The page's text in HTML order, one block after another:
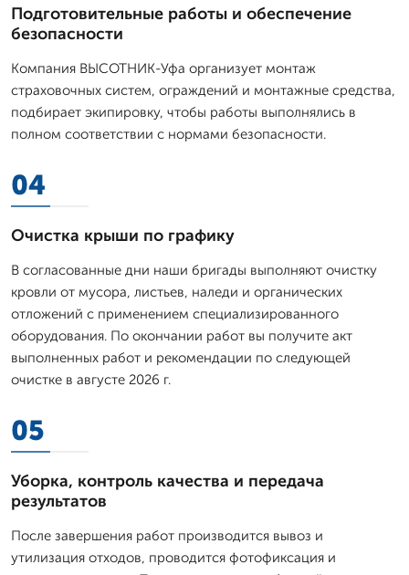
Подготовительные работы и обеспечение
безопасности
Компания ВЫСОТНИК-Уфа организует монтаж
страховочных систем, ограждений и монтажные средства,
подбирает экипировку, чтобы работы выполнялись в
полном соответствии с нормами безопасности.
04
Очистка крыши по графику
В согласованные дни наши бригады выполняют очистку
кровли от мусора, листьев, наледи и органических
отложений с применением специализированного
оборудования. По окончании работ вы получите акт
выполненных работ и рекомендации по следующей
очистке в августе 2026 г.
05
Уборка, контроль качества и передача
результатов
После завершения работ производится вывоз и
утилизация отходов, проводится фотофиксация и